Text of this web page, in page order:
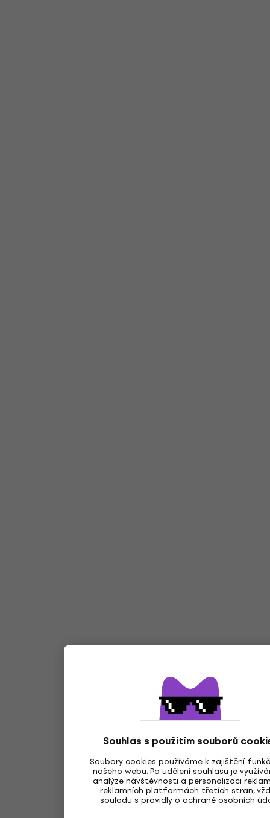
Souhlas s použitím souborů
Soubory cookies používáme k zajištění
našeho webu. Po udělení souhlasu je
analýze návštěvnosti a personalizaci
reklamních platformách třetích stran,
souladu s pravidly o ochraně osobních